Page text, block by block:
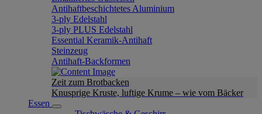
Antihaftbeschichtetes Aluminium
3-ply Edelstahl
3-ply PLUS Edelstahl
Essential Keramik-Antihaft
Steinzeug
Antihaft-Backformen
Zeit zum Brotbacken
Knusprige Kruste, luftige Krume – wie vom Bäcker
Essen